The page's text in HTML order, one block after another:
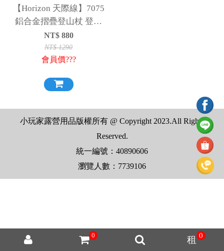
租 0
0
【Horizon 天際線】7075
鋁合金摺疊登山杖 登山
杖
NT$ 880
NT$1290
會員價???
小玩家露營用品版權所有 @ Copyright 2023.All Rights
Reserved.
統一編號：40890606
瀏覽人數：7739106